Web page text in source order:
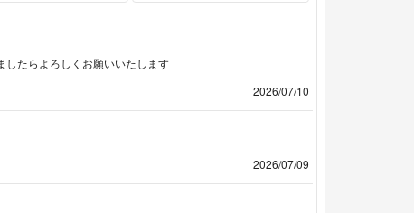
したらよろしくお願いいたします
2026/07/10
2026/07/09